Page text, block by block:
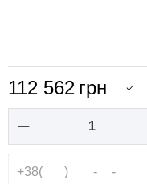
112 562 грн